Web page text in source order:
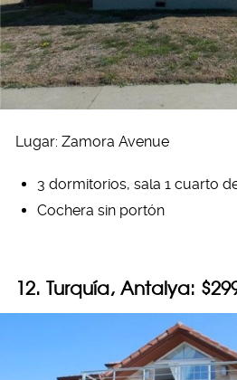
Lugar: Zamora Avenue
3 dormitorios, sala 1 cuarto
Cochera sin portón
12. Turquía, Antalya: